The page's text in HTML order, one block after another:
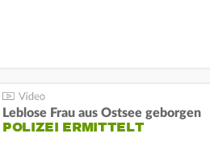
Leblose Frau aus Ostsee geborgen
POLIZEI ERMITTELT